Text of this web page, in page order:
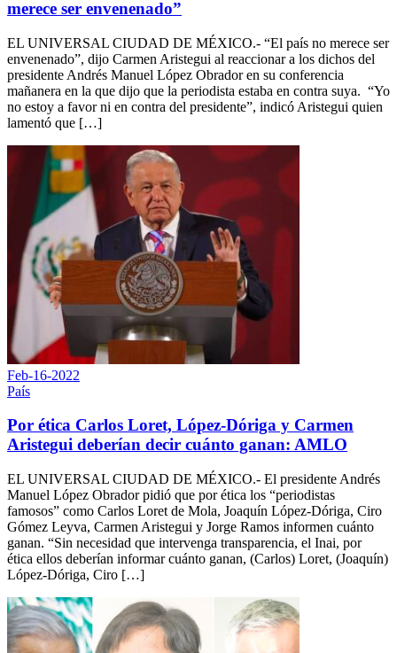
merece ser envenenado”
EL UNIVERSAL CIUDAD DE MÉXICO.- “El país no merece ser
envenenado”, dijo Carmen Aristegui al reaccionar a los dichos del
presidente Andrés Manuel López Obrador en su conferencia
mañanera en la que dijo que la periodista estaba en contra suya. “Yo
no estoy a favor ni en contra del presidente”, indicó Aristegui quien
lamentó que […]
Feb-16-2022
País
Por ética Carlos Loret, López-Dóriga y Carmen
Aristegui deberían decir cuánto ganan: AMLO
EL UNIVERSAL CIUDAD DE MÉXICO.- El presidente Andrés
Manuel López Obrador pidió que por ética los “periodistas
famosos” como Carlos Loret de Mola, Joaquín López-Dóriga, Ciro
Gómez Leyva, Carmen Aristegui y Jorge Ramos informen cuánto
ganan. “Sin necesidad que intervenga transparencia, el Inai, por
ética ellos deberían informar cuánto ganan, (Carlos) Loret, (Joaquín)
López-Dóriga, Ciro […]